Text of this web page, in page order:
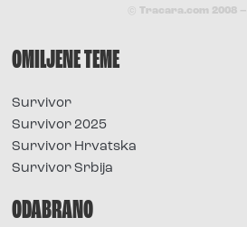
© Tracara.com 2008 –
OMILJENE TEME
Survivor
Survivor 2025
Survivor Hrvatska
Survivor Srbija
ODABRANO